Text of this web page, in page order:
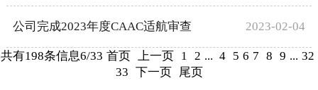
公司完成2023年度CAAC适航审查 2023-02-04
共有198条信息6/33 首页 上一页 1 2 ... 4 5 6 7 8 9 ... 32
33 下一页 尾页